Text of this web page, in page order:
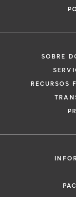
*Si
El
no
SOBRE
RECURSOS